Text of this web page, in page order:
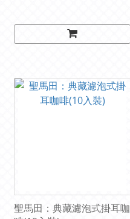
聖馬田：典藏濾泡式掛耳咖